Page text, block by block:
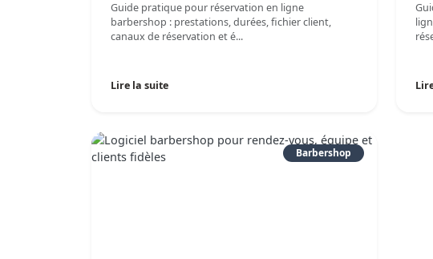
Guide pratique pour réservation en ligne
barbershop : prestations, durées, fichier client,
canaux de réservation et é...
Lire la suite
Barbershop